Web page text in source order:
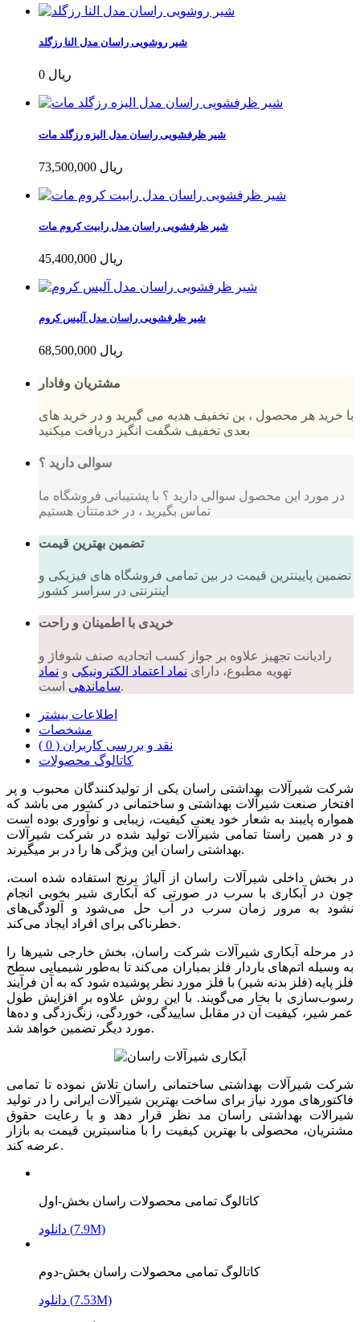
شیر روشویی راسان مدل النا رزگلد
0 ریال
شیر ظرفشویی راسان مدل الیزه رزگلد مات
73,500,000 ریال
شیر ظرفشویی راسان مدل رابیت کروم مات
45,400,000 ریال
شیر ظرفشویی راسان مدل آلیس کروم
68,500,000 ریال
مشتریان وفادار
با خرید هر محصول ، بن تخفیف هدیه می گیرید و در خرید های
بعدی تخفیف شگفت انگیز دریافت میکنید
سوالی دارید ؟
در مورد این محصول سوالی دارید ؟ با پشتیبانی فروشگاه ما
تماس بگیرید ، در خدمتتان هستیم
تضمین بهترین قیمت
تضمین پایینترین قیمت در بین تمامی فروشگاه های فیزیکی و
اینترنتی در سراسر کشور
خریدی با اطمینان و راحت
رادیانت تجهیز علاوه بر جواز کسب اتحادیه صنف شوفاژ و
تهویه مطبوع، دارای نماد اعتماد الکترونیکی و نماد
ساماندهیاست.
اطلاعات بیشتر
مشخصات
نقد و بررسی کاربران ( 0 )
کاتالوگ محصولات
شرکت شیرآلات بهداشتی راسان یکی از تولیدکنندگان محبوب و پر
افتخار صنعت شیرآلات بهداشتی و ساختمانی در کشور می باشد که
همواره پایبند به شعار خود یعنی کیفیت، زیبایی و نوآوری بوده است
و در همین راستا تمامی شیرآلات تولید شده در شرکت شیرآلات
بهداشتی راسان این ویژگی ها را در بر میگیرند.
در بخش داخلی شیرآلات راسان از آلیاژ برنج استفاده شده است،
چون در آبکاری با سرب در صورتی که آبکاری شیر بخوبی انجام
نشود به مرور زمان سرب در آب حل می‌شود و آلودگی‌های
خطرناکی برای افراد ایجاد می‌کند.
در مرحله آبکاری شیرآلات شرکت راسان، بخش خارجی شیرها را
به وسیله اتم‌های باردار فلز بمباران می‌کند تا به‌طور شیمیایی سطح
فلز پایه (فلز بدنه شیر) با فلز مورد نظر پوشیده شود که به آن فرآیند
رسوب‌سازی با بخار می‌گویند. با این روش علاوه بر افزایش طول
عمر شیر، کیفیت آن در مقابل ساییدگی، خوردگی، زنگ‌زدگی و ده‌ها
مورد دیگر تضمین خواهد شد.
شرکت شیرآلات بهداشتی ساختمانی راسان تلاش نموده تا تمامی
فاکتورهای مورد نیاز برای ساخت بهترین شیرآلات ایرانی را در تولید
شیرالات بهداشتی راسان مد نظر قرار دهد و با رعایت حقوق
مشتریان، محصولی با بهترین کیفیت را با مناسبترین قیمت به بازار
عرضه کند.
کاتالوگ تمامی محصولات راسان بخش-اول
دانلود (7.9M)
کاتالوگ تمامی محصولات راسان بخش-دوم
دانلود (7.53M)